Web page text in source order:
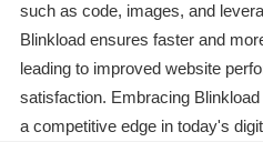
such as code, images, and
Blinkload ensures faster and
leading to improved website
satisfaction. Embracing
a competitive edge in today's